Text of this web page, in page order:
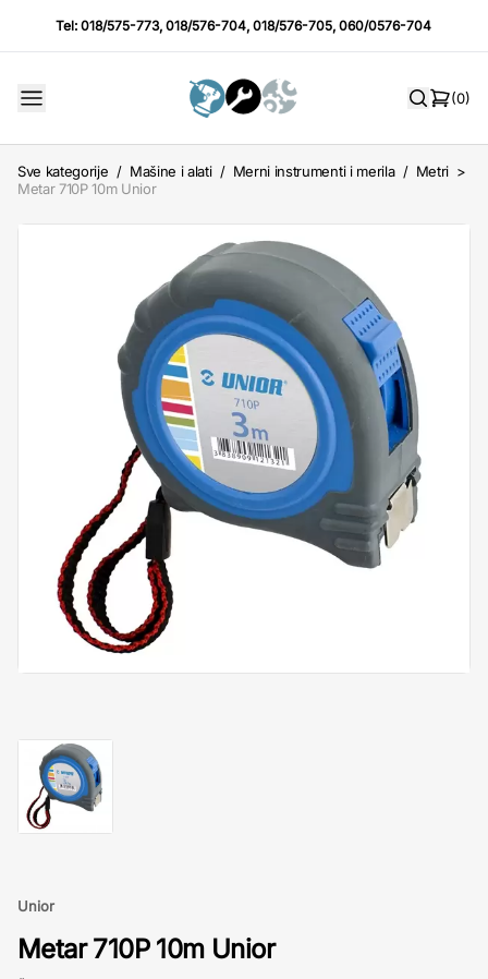
Tel:018/575-773,018/576-704,018/576-705,060/0576-704
(0)
Sve kategorije / Mašine i alati / Merni instrumenti i merila / Metri >
Metar 710P 10m Unior
Unior
Metar 710P 10m Unior